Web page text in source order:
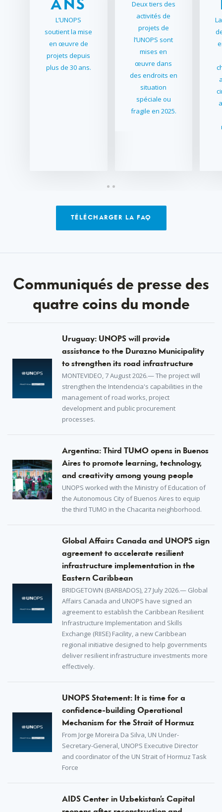
4
5
6
7
8
1
2
3
4
5
ANS
L’UNOPS
soutient la mise
en œuvre de
projets depuis
plus de 30 ans.
7
8
9
0
7
8
9
0
Deux tiers des
activités de
projets de
l’UNOPS sont
mises en
œuvre dans
des endroits en
situation
spéciale ou
fragile en 2025.
TÉLÉCHARGER LA FAQ
Communiqués
Communiqués de presse des
quatre coins du monde
Uruguay: UNOPS will provide
assistance to the Durazno Municipality
to strengthen its road infrastructure
MONTEVIDEO, 7 August 2026.— The project will
strengthen the Intendencia's capabilities in the
management of road works, project
development and public procurement
processes.
Argentina: Third TUMO opens in Buenos
Aires to promote learning, technology,
and creativity among young people
UNOPS worked with the Ministry of Education of
the Autonomous City of Buenos Aires to equip
the third TUMO in the Chacarita neighborhood.
Global Affairs Canada and UNOPS sign
agreement to accelerate resilient
infrastructure implementation in the
Eastern Caribbean
BRIDGETOWN (BARBADOS), 27 July 2026.— Global
Affairs Canada and UNOPS have signed an
agreement to establish the Caribbean Resilient
Infrastructure Implementation and Skills
Exchange (RIISE) Facility, a new Caribbean
regional initiative designed to help governments
deliver resilient infrastructure investments more
effectively.
UNOPS Statement: It is time for a
confidence-building Operational
Mechanism for the Strait of Hormuz
From Jorge Moreira Da Silva, UN Under-
Secretary-General, UNOPS Executive Director
and coordinator of the UN Strait of Hormuz Task
Force
AIDS Center in Uzbekistan’s Capital